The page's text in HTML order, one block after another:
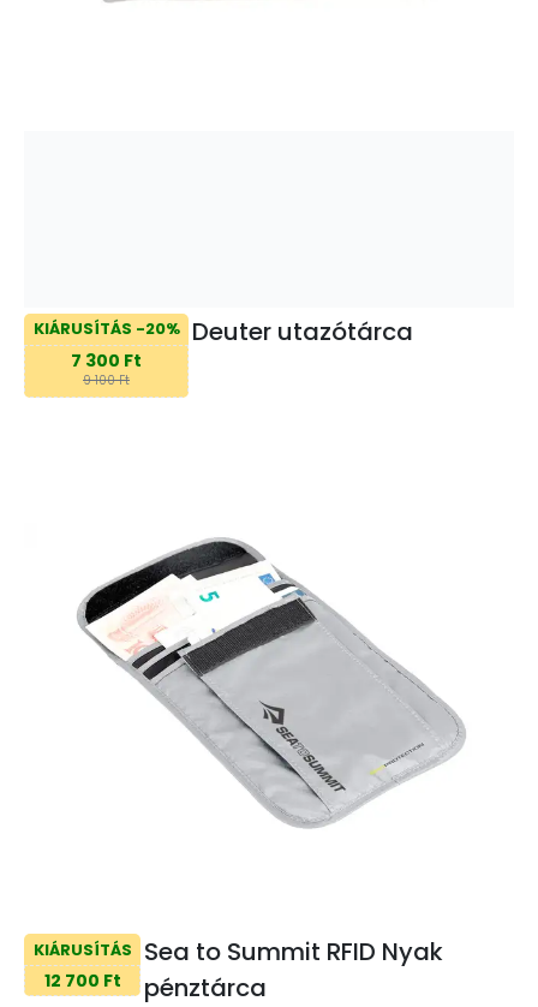
KIÁRUSÍTÁS -20%
7 300 Ft
9 100 Ft
Deuter utazótárca
KIÁRUSÍTÁS
12 700 Ft
Sea to Summit RFID Nyak
pénztárca